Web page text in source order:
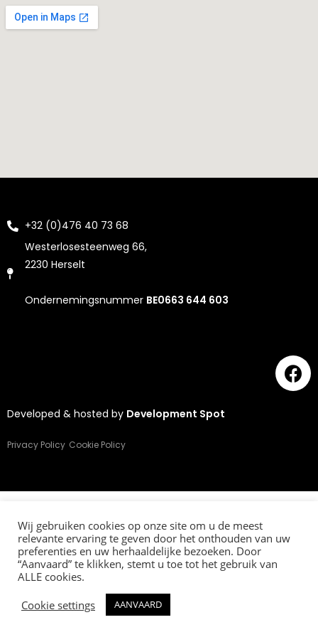
+32 (0)476 40 73 68
Westerlosesteenweg 66,
2230 Herselt
Ondernemingsnummer BE0663 644 603
Developed & hosted by Development Spot
Privacy Policy Cookie Policy
Wij gebruiken cookies op onze site om u de meest
relevante ervaring te geven door het onthouden van uw
preferenties en uw herhaaldelijke bezoeken. Door
“Aanvaard” te klikken, stemt u toe tot het gebruik van
ALLE cookies.
Cookie settings
AANVAARD